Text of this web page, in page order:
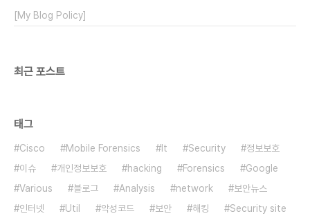
[My Blog Policy]
최근 포스트
태그
Cisco Mobile Forensics It Security
정보보호
이슈
개인정보보호 hacking Forensics
Google
Various
블로그 Analysis network
보안뉴스
인터넷
Util 악성코드 보안 해킹
Security site